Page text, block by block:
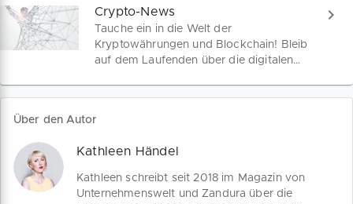
gold“ in den Veröffentlichungen von
Nick Szabo (1998) entdecken. Hier
geben wir dir hier einen Einblick in die
Top-100 der bekanntesten
Crypto-News
Tauche ein in die Welt der
Kryptowährungen und Blockchain! Bleib
auf dem Laufenden über die digitalen
Über den Autor
Kathleen Händel
Kathleen schreibt seit 2018 im Magazin von
Unternehmenswelt und Zandura über die